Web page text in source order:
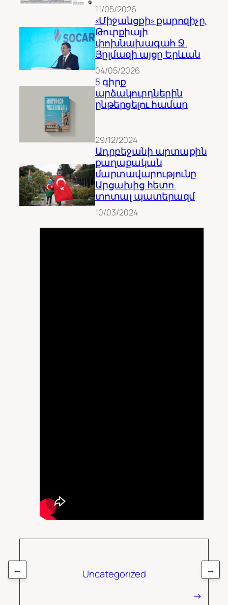
11/05/2026
«Միջանցքի» քարոզիչը.
Թուրքիայի
փոխնախագահ Ջ.
Յըլմազի այցը Երևան
04/05/2026
5 գիրք
արձակուրդներին
ընթերցելու համար
29/12/2024
Ադրբեջանի արտաքին
քաղաքական
մարտավարությունը
Արցախից հետո.
տոտալ պատերազմ
10/03/2024
Uncategorized
← →